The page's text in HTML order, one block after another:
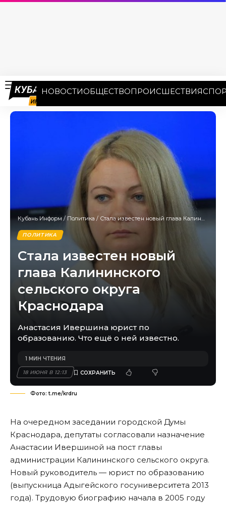
НОВОСТИОБЩЕСТВОПРОИСШЕСТВИЯ
Кубань Информ /Политика / Стала известен новый глава Калининского сельского округа Краснодара
ПОЛИТИКА
Стала известен новый
глава Калининского
сельского округа
Краснодара
Анастасия Ивершина юрист по
образованию. Что ещё о ней известно.
18 ИЮНЯ В 12:13
1 МИН ЧТЕНИЯ
Фото: t.me/krdru
На очередном заседании городской Думы
Краснодара, депутаты согласовали назначение
Анастасии Ивершиной на пост главы
администрации Калининского сельского округа.
Новый руководитель — юрист по образованию
(выпускница Адыгейского госуниверситета 2013
года). Трудовую биографию начала в 2005 году